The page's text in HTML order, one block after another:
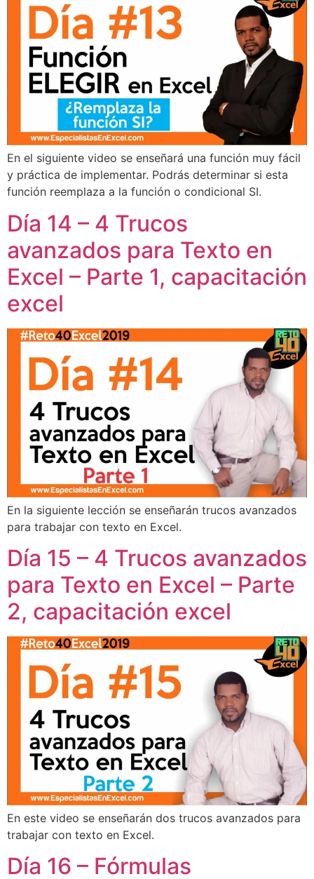
En el siguiente video se enseñará una función muy fácil
y práctica de implementar. Podrás determinar si esta
función reemplaza a la función o condicional SI.
Día 14 – 4 Trucos
avanzados para Texto en
Excel – Parte 1, capacitación
excel
En la siguiente lección se enseñarán trucos avanzados
para trabajar con texto en Excel.
Día 15 – 4 Trucos avanzados
para Texto en Excel – Parte
2, capacitación excel
En este video se enseñarán dos trucos avanzados para
trabajar con texto en Excel.
Día 16 – Fórmulas